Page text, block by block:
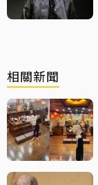
相關新聞